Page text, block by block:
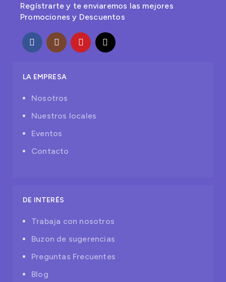
Regístrarte y te enviaremos las mejores
Promociones y Descuentos
LA EMPRESA
Nosotros
Nuestros locales
Eventos
Contacto
DE INTERÉS
Trabaja con nosotros
Buzon de sugerencias
Preguntas Frecuentes
Blog